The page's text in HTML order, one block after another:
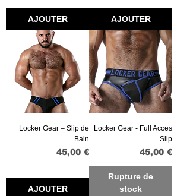
AJOUTER AJOUTER
Locker Gear – Slip de
Bain
Prix
45,00 €
AJOUTER
Locker Gear - Full Acces
Slip
Prix
45,00 €
Rupture de
stock